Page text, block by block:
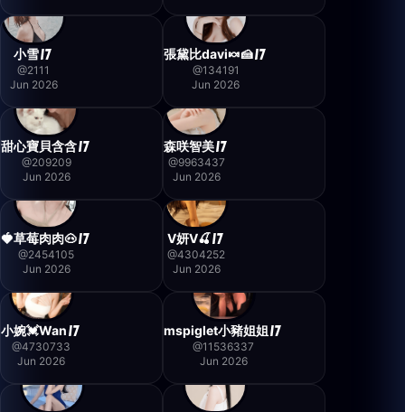
小雪
@2111
Jun 2026
張黛比davi🍬🍰
@134191
Jun 2026
甜心寶貝含含
@209209
Jun 2026
森咲智美
@9963437
Jun 2026
🍓草莓肉肉🐽
@2454105
Jun 2026
V妍V🍒
@4304252
Jun 2026
小婉💓Wan
@4730733
Jun 2026
mspiglet小豬姐姐
@11536337
Jun 2026